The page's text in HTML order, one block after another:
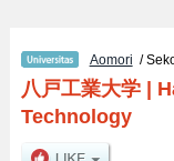
Aomori /
八戸工業大学|
Technology